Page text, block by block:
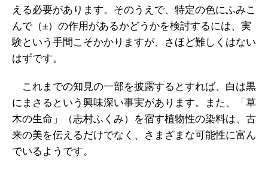
える必要があります。そのうえで、特定の色にふみこ
んで（±）の作用があるかどうかを検討するには、実
験という手間こそかかりますが、さほど難しくはない
はずです。
これまでの知見の一部を披露するとすれば、白は黒
にまさるという興味深い事実があります。また、「草
木の生命」（志村ふくみ）を宿す植物性の染料は、古
来の美を伝えるだけでなく、さまざまな可能性に富ん
でいるようです。